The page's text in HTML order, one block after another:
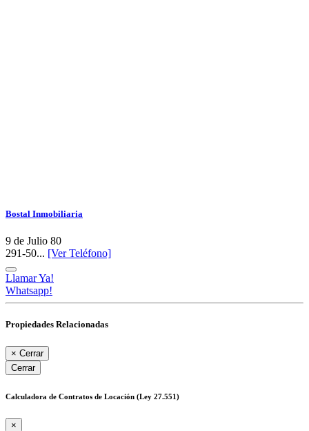
Bostal Inmobiliaria
9 de Julio 80
291-50... [Ver Teléfono]
Llamar Ya!
Whatsapp!
Propiedades Relacionadas
× Cerrar
Cerrar
Calculadora de Contratos de Locación (Ley 27.551)
×